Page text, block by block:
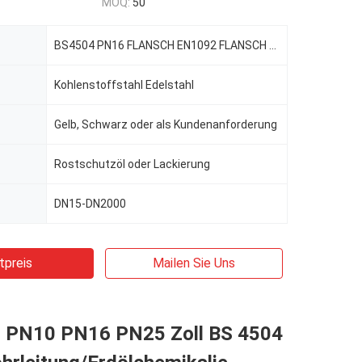
Kohlenstoffstahl Edelstahl
Gelb, Schwarz oder als Kundenanforderung
Rostschutzöl oder Lackierung
DN15-DN2000
Mailen Sie Uns
PN10 PN16 PN25 Zoll BS 4504